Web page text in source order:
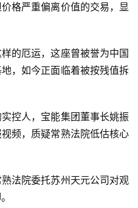
格严重偏离价值的交易，显
的厄运，这座曾被誉为中国
，如今正面临着被按残值拆
控人，宝能集团董事长姚振
频，质疑常熟法院低估核心
法院委托苏州天元公司对观